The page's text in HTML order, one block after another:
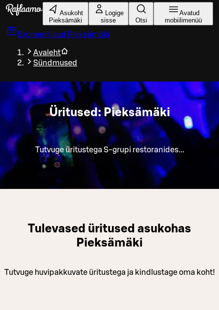
Liigu peamise sisu juurde
Asukoht
Pieksämäki
Logige
sisse
Otsi
Avatud
mobiilimenüü
Broneeri laud Pieksämäki
Avaleht
Sündmused
Üritused: Pieksämäki
Tutvuge üritustega S-grupi restoranides...
Tulevased üritused asukohas
Pieksämäki
Tutvuge huvipakkuvate üritustega ja kindlustage oma koht!